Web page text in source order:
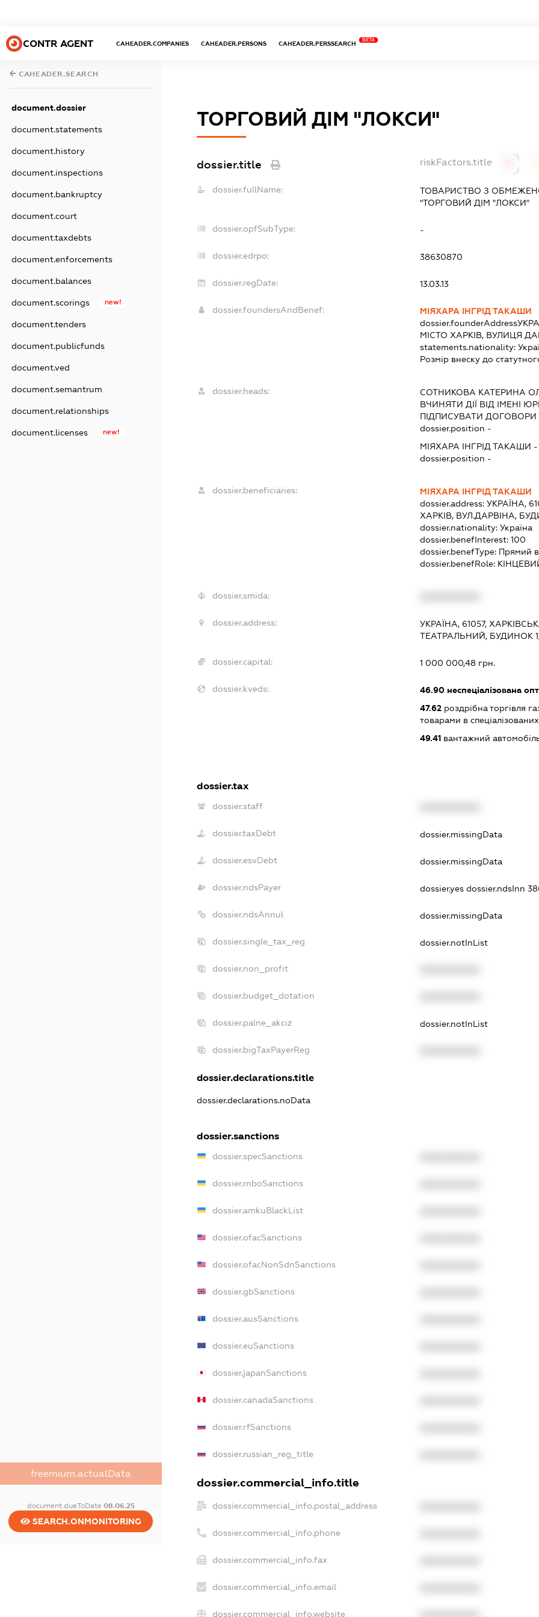
CONTR AGENT CAHEADER.COMPANIES CAHEADER.PERSONS CAHEADER.PERSSEARCH
BETA
CAHEADER.SEARCH
document.dossier
document.statements
document.history
document.inspections
document.bankruptcy
document.court
document.taxdebts
document.enforcements
document.balances
document.scorings new!
document.tenders
document.publicfunds
document.ved
document.semantrum
document.relationships
document.licenses new!
freemium.actualData
document.dueToDate 08.06.25
SEARCH.ONMONITORING
ТОРГОВИЙ ДІМ "ЛОКСИ"
dossier.title riskFactors.title
dossier.fullName:
ТОВАРИСТВО З
"ТОРГОВИЙ ДІМ "ЛОКСИ"
dossier.opfSubType: -
dossier.edrpo: 38630870
dossier.regDate: 13.03.13
dossier.foundersAndBenef:
МІЯХАРА ІНГРІД ТАКАШИ
dossier.founderAddress
МІСТО ХАРКІВ, ВУЛИЦЯ
statements.nationality:
Розмір внеску до
dossier.heads: СОТНИКОВА КАТЕРИНА
ВЧИНЯТИ ДІЇ ВІД ІМЕНІ
ПІДПИСУВАТИ
dossier.position -
МІЯХАРА ІНГРІД ТАКАШИ -
dossier.position -
dossier.beneficiaries:
МІЯХАРА ІНГРІД ТАКАШИ
dossier.address: УКРАЇНА,
ХАРКІВ, ВУЛ.ДАРВІНА,
dossier.nationality: Україна
dossier.benefInterest: 100
dossier.benefType: Прямий
dossier.benefRole:
dossier.smida:
dossier.address:
УКРАЇНА, 61057,
ТЕАТРАЛЬНИЙ, БУДИНОК
dossier.capital: 1 000 000,48 грн.
dossier.kveds: 46.90неспеціалізована
47.62роздрібна торгівля
товарами в
49.41вантажний
dossier.tax
dossier.staff
dossier.taxDebt dossier.missingData
dossier.esvDebt dossier.missingData
dossier.ndsPayer dossier.yes dossier.ndsInn
dossier.ndsAnnul dossier.missingData
dossier.single_tax_reg dossier.notInList
dossier.non_profit
dossier.budget_dotation
dossier.palne_akciz dossier.notInList
dossier.bigTaxPayerReg
dossier.declarations.title
dossier.declarations.noData
dossier.sanctions
dossier.specSanctions
dossier.rnboSanctions
dossier.amkuBlackList
dossier.ofacSanctions
dossier.ofacNonSdnSanctions
dossier.gbSanctions
dossier.ausSanctions
dossier.euSanctions
dossier.japanSanctions
dossier.canadaSanctions
dossier.rfSanctions
dossier.russian_reg_title
dossier.commercial_info.title
dossier.commercial_info.postal_address
dossier.commercial_info.phone
dossier.commercial_info.fax
dossier.commercial_info.email
dossier.commercial_info.website